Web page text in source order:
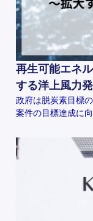
再生可能エネ
する洋上風力
政府は脱炭素目標
案件の目標達成に